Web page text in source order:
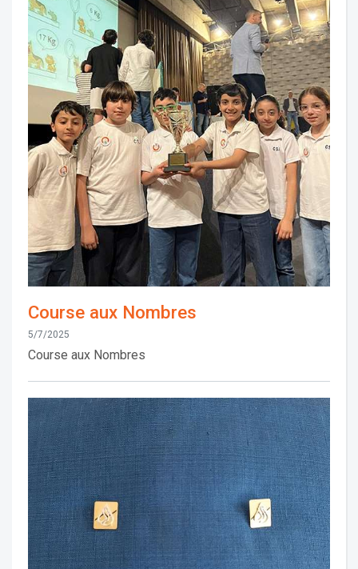
Course aux Nombres
5/7/2025
Course aux Nombres